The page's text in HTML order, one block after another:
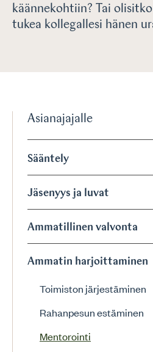
käännekohtiin? Tai
tukea kollegallesi hänen
Asianajajalle
Sääntely
Jäsenyys ja luvat
Ammatillinen valvonta
Ammatin harjoittaminen
Toimiston järjestäminen
Rahanpesun estäminen
Mentorointi